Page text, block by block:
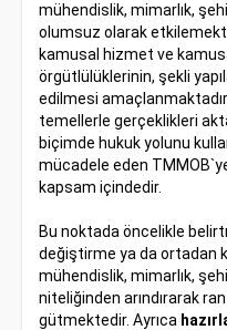
mühendislik, mimarlık,
olumsuz olarak
kamusal hizmet ve
örgütlülüklerinin, şekli
edilmesi
temellerle gerçeklikleri
biçimde hukuk yolunu
mücadele eden
kapsam içindedir.
Bu noktada öncelikle
değiştirme ya da ortadan
mühendislik, mimarlık,
niteliğinden arındırarak
gütmektedir. Ayrıca